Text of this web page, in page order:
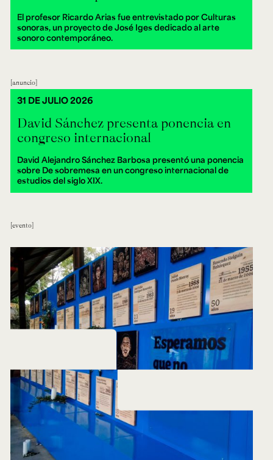
El profesor Ricardo Arias fue entrevistado por Culturas
sonoras, un proyecto de José Iges dedicado al arte
sonoro contemporáneo.
anuncio
David Sánchez presenta ponencia en
congreso internacional
David Alejandro Sánchez Barbosa presentó una ponencia
sobre De sobremesa en un congreso internacional de
estudios del siglo XIX.
31 DE JULIO 2026
evento